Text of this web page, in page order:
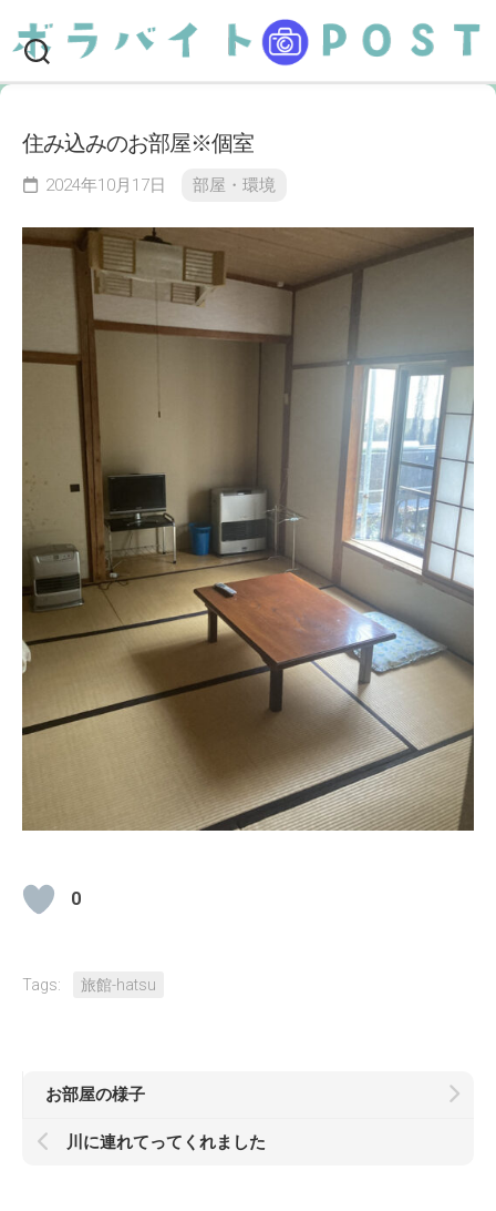
content
住み込みのお部屋※個室
2024年10月17日 部屋・環境
0
Tags: 旅館-hatsu
お部屋の様子
川に連れてってくれました